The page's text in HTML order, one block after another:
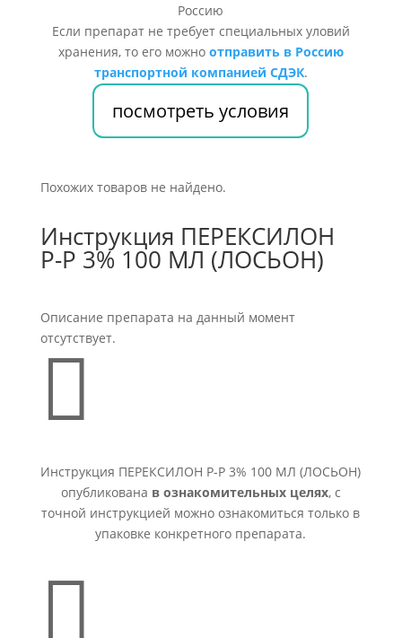
Если препарат не требует специальных уловий
хранения, то его можно отправить в Россию
транспортной компанией СДЭК.
посмотреть условия
Похожих товаров не найдено.
Инструкция ПЕРЕКСИЛОН
Р-Р 3% 100 МЛ (ЛОСЬОН)
Описание препарата на данный момент
отсутствует.

Инструкция ПЕРЕКСИЛОН Р-Р 3% 100 МЛ (ЛОСЬОН)
опубликована в ознакомительных целях, с
точной инструкцией можно ознакомиться только в
упаковке конкретного препарата.
